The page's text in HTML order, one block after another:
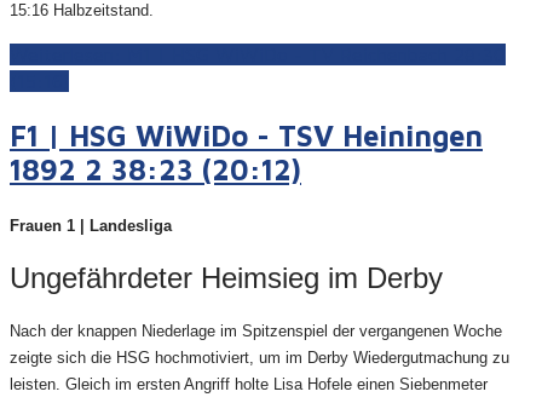
15:16 Halbzeitstand.
F1 | HSG WiWiDo - TSV Heiningen
1892 2 38:23 (20:12)
Frauen 1 | Landesliga
Ungefährdeter Heimsieg im Derby
Nach der knappen Niederlage im Spitzenspiel der vergangenen Woche
zeigte sich die HSG hochmotiviert, um im Derby Wiedergutmachung zu
leisten. Gleich im ersten Angriff holte Lisa Hofele einen Siebenmeter